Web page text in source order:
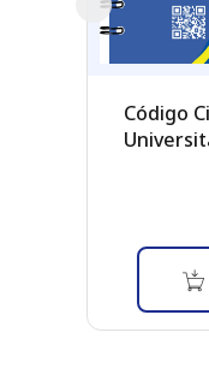
Código